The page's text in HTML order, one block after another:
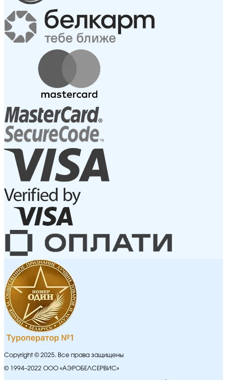
Copyright © 2025. Все права защищены
© 1994–2022 ООО «АЭРОБЕЛСЕРВИС»